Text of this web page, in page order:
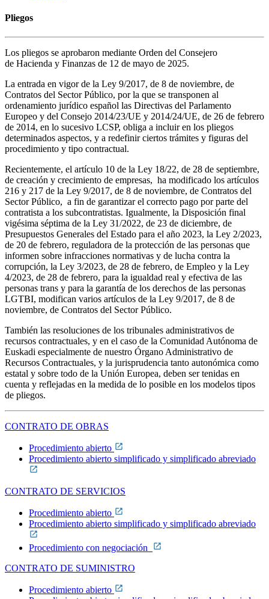
Pliegos
Los pliegos se aprobaron mediante Orden del Consejero
de Hacienda y Finanzas de 12 de mayo de 2025.
La entrada en vigor de la Ley 9/2017, de 8 de noviembre, de
Contratos del Sector Público, por la que se transponen al
ordenamiento jurídico español las Directivas del Parlamento
Europeo y del Consejo 2014/23/UE y 2014/24/UE, de 26 de febrero
de 2014, en lo sucesivo LCSP, obliga a incluir en los pliegos
determinados aspectos, y a redefinir ciertos trámites y figuras del
procedimiento y tipo contractual.
Recientemente, el artículo 10 de la Ley 18/22, de 28 de septiembre,
de creación y crecimiento de empresas, ha modificado los artículos
216 y 217 de la Ley 9/2017, de 8 de noviembre, de Contratos del
Sector Público, a fin de garantizar el correcto pago por parte del
contratista a los subcontratistas. Igualmente, la Disposición final
vigésima séptima de la Ley 31/2022, de 23 de diciembre, de
Presupuestos Generales del Estado para el año 2023, la Ley 2/2023,
de 20 de febrero, reguladora de la protección de las personas que
informen sobre infracciones normativas y de lucha contra la
corrupción, la Ley 3/2023, de 28 de febrero, de Empleo y la Ley
4/2023, de 28 de febrero, para la igualdad real y efectiva de las
personas trans y para la garantía de los derechos de las personas
LGTBI, modifican varios artículos de la Ley 9/2017, de 8 de
noviembre, de Contratos del Sector Público.
También las resoluciones de los tribunales administrativos de
recursos contractuales, y en el caso de la Comunidad Autónoma de
Euskadi especialmente de nuestro Órgano Administrativo de
Recursos Contractuales, y la jurisprudencia tanto autonómica como
estatal y sobre todo de la Unión Europea, deben ser tenidas en
cuenta y reflejadas en la medida de lo posible en los modelos tipos
de pliegos.
CONTRATO DE OBRAS
Procedimiento abierto
Procedimiento abierto simplificado y simplificado abreviado
CONTRATO DE SERVICIOS
Procedimiento abierto
Procedimiento abierto simplificado y simplificado abreviado
Procedimiento con negociación
CONTRATO DE SUMINISTRO
Procedimiento abierto